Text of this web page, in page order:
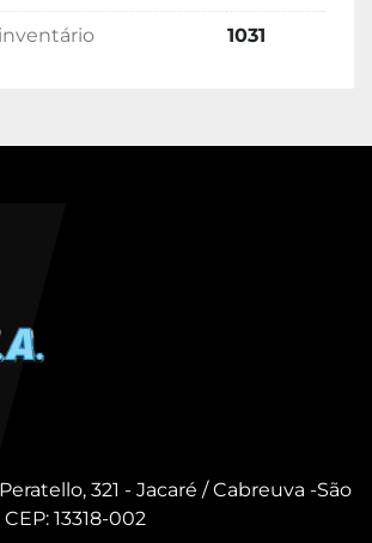
1031
321 - Jacaré / Cabreuva -São
13318-002